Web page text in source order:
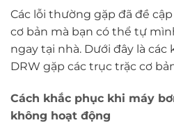
Các lỗi thường gặp đã đề
cơ bản mà bạn có thể tự
ngay tại nhà. Dưới đây là
DRW gặp các trục trặc cơ
Cách khắc phục khi máy
không hoạt động